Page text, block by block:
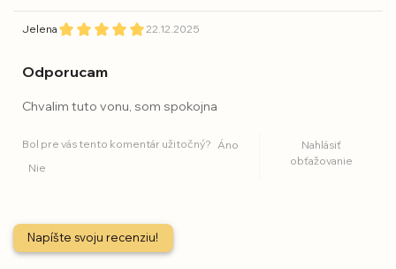
Jelena 22.12.2025
Odporucam
Chvalim tuto vonu, som spokojna
Bol pre vás tento komentár užitočný? Áno
Nie
Nahlásiť
obťažovanie
Napíšte svoju recenziu!